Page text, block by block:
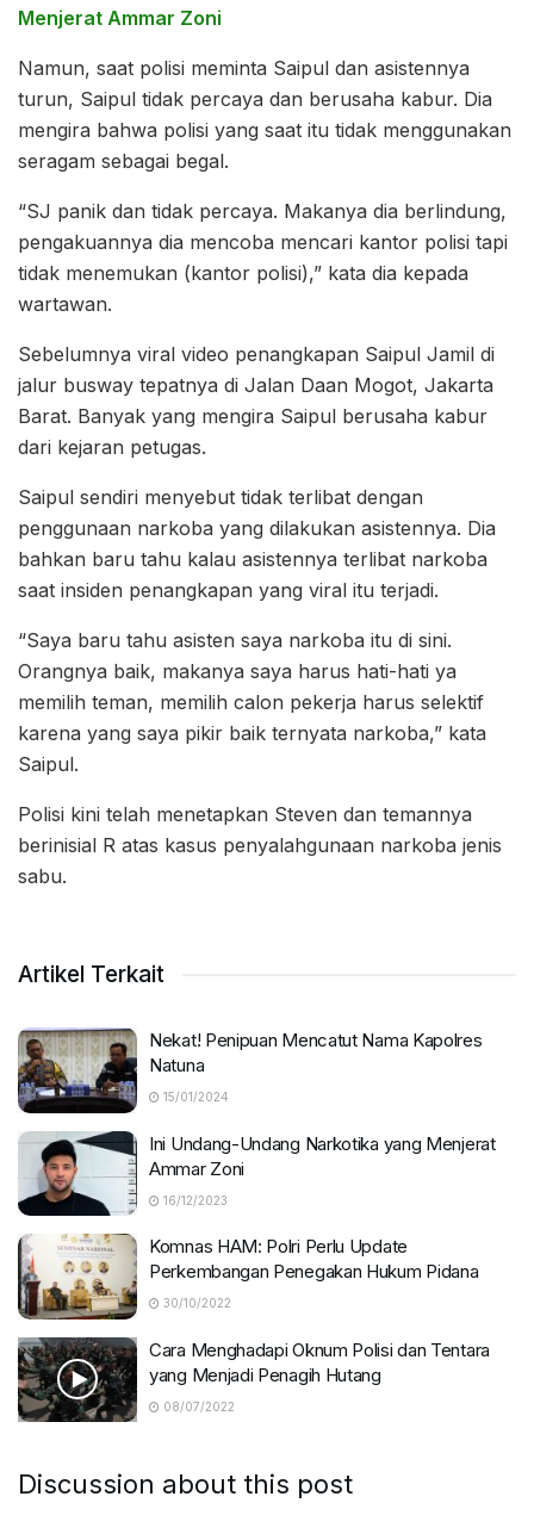
Menjerat Ammar Zoni
Namun, saat polisi meminta Saipul dan asistennya
turun, Saipul tidak percaya dan berusaha kabur. Dia
mengira bahwa polisi yang saat itu tidak menggunakan
seragam sebagai begal.
“SJ panik dan tidak percaya. Makanya dia berlindung,
pengakuannya dia mencoba mencari kantor polisi tapi
tidak menemukan (kantor polisi),” kata dia kepada
wartawan.
Sebelumnya viral video penangkapan Saipul Jamil di
jalur busway tepatnya di Jalan Daan Mogot, Jakarta
Barat. Banyak yang mengira Saipul berusaha kabur
dari kejaran petugas.
Saipul sendiri menyebut tidak terlibat dengan
penggunaan narkoba yang dilakukan asistennya. Dia
bahkan baru tahu kalau asistennya terlibat narkoba
saat insiden penangkapan yang viral itu terjadi.
“Saya baru tahu asisten saya narkoba itu di sini.
Orangnya baik, makanya saya harus hati-hati ya
memilih teman, memilih calon pekerja harus selektif
karena yang saya pikir baik ternyata narkoba,” kata
Saipul.
Polisi kini telah menetapkan Steven dan temannya
berinisial R atas kasus penyalahgunaan narkoba jenis
sabu.
Artikel Terkait
Nekat! Penipuan Mencatut Nama Kapolres
Natuna
15/01/2024
Ini Undang-Undang Narkotika yang Menjerat
Ammar Zoni
16/12/2023
Komnas HAM: Polri Perlu Update
Perkembangan Penegakan Hukum Pidana
30/10/2022
Cara Menghadapi Oknum Polisi dan Tentara
yang Menjadi Penagih Hutang
08/07/2022
Discussion about this post